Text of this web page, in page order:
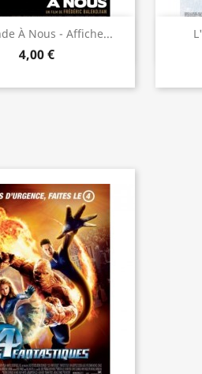
À Nous - Affiche...
4,00 €
Aperçu rapide